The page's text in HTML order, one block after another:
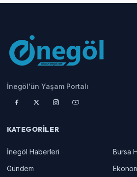
İnegöl'ün Yaşam Portalı
KATEGORILER
İnegöl Haberleri
Bursa
Gündem